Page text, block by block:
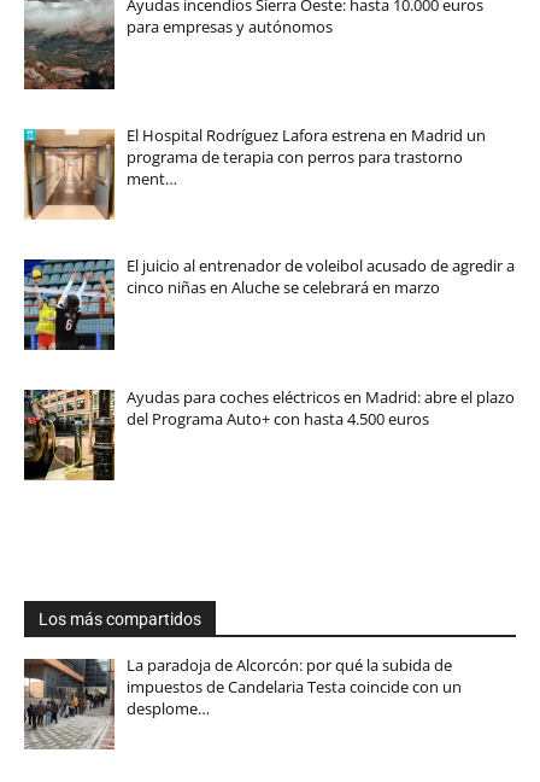
Ayudas incendios Sierra Oeste: hasta 10.000 euros
para empresas y autónomos
El Hospital Rodríguez Lafora estrena en Madrid un
programa de terapia con perros para trastorno
ment…
El juicio al entrenador de voleibol acusado de agredir a
cinco niñas en Aluche se celebrará en marzo
Ayudas para coches eléctricos en Madrid: abre el plazo
del Programa Auto+ con hasta 4.500 euros
Los más compartidos
La paradoja de Alcorcón: por qué la subida de
impuestos de Candelaria Testa coincide con un
desplome…